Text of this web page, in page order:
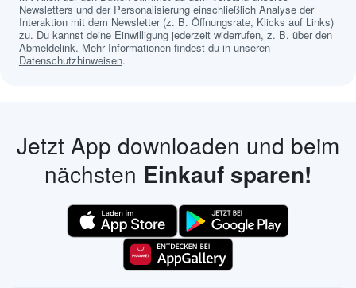
Newsletters und der Personalisierung einschließlich Analyse der
Interaktion mit dem Newsletter (z. B. Öffnungsrate, Klicks auf Links)
zu. Du kannst deine Einwilligung jederzeit widerrufen, z. B. über den
Abmeldelink. Mehr Informationen findest du in unseren
Datenschutzhinweisen.
Jetzt App downloaden und beim
nächsten Einkauf sparen!